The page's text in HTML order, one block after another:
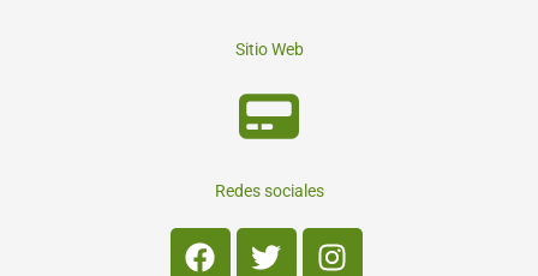
Sitio Web
Redes sociales
Facebook
TwitterInstagram